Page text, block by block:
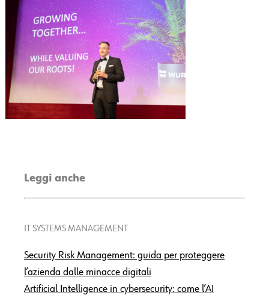
Leggi anche
IT SYSTEMS MANAGEMENT
Security Risk Management: guida per proteggere
l’azienda dalle minacce digitali
Artificial Intelligence in cybersecurity: come l’AI